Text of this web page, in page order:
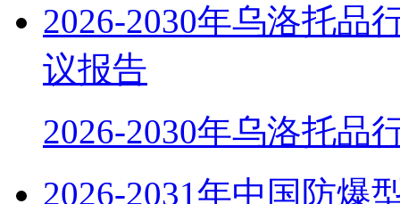
2026-2030年乌洛托品
议报告
2026-2030年乌洛托品
2026-2031年中国防爆